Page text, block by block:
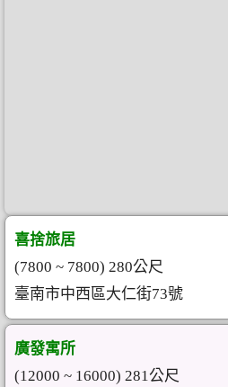
喜捨旅居
(7800 ~ 7800) 280公尺
臺南市中西區大仁街73號
廣發寓所
(12000 ~ 16000) 281公尺